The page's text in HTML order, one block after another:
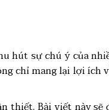
hút sự chú ý của
chỉ mang lại lợi ích